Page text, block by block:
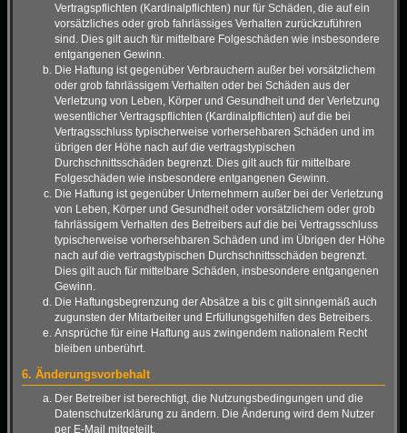
Vertragspflichten (Kardinalpflichten) nur für Schäden, die auf ein
vorsätzliches oder grob fahrlässiges Verhalten zurückzuführen
sind. Dies gilt auch für mittelbare Folgeschäden wie insbesondere
entgangenen Gewinn.
Die Haftung ist gegenüber Verbrauchern außer bei vorsätzlichem
oder grob fahrlässigem Verhalten oder bei Schäden aus der
Verletzung von Leben, Körper und Gesundheit und der Verletzung
wesentlicher Vertragspflichten (Kardinalpflichten) auf die bei
Vertragsschluss typischerweise vorhersehbaren Schäden und im
übrigen der Höhe nach auf die vertragstypischen
Durchschnittsschäden begrenzt. Dies gilt auch für mittelbare
Folgeschäden wie insbesondere entgangenen Gewinn.
Die Haftung ist gegenüber Unternehmern außer bei der Verletzung
von Leben, Körper und Gesundheit oder vorsätzlichem oder grob
fahrlässigem Verhalten des Betreibers auf die bei Vertragsschluss
typischerweise vorhersehbaren Schäden und im Übrigen der Höhe
nach auf die vertragstypischen Durchschnittsschäden begrenzt.
Dies gilt auch für mittelbare Schäden, insbesondere entgangenen
Gewinn.
Die Haftungsbegrenzung der Absätze a bis c gilt sinngemäß auch
zugunsten der Mitarbeiter und Erfüllungsgehilfen des Betreibers.
Ansprüche für eine Haftung aus zwingendem nationalem Recht
bleiben unberührt.
6. Änderungsvorbehalt
Der Betreiber ist berechtigt, die Nutzungsbedingungen und die
Datenschutzerklärung zu ändern. Die Änderung wird dem Nutzer
per E-Mail mitgeteilt.